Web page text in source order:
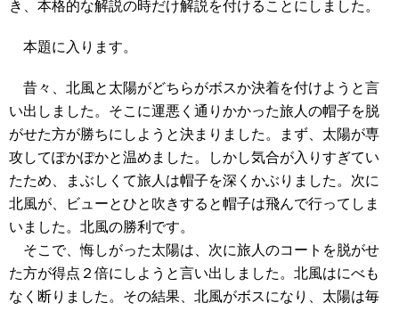
き、本格的な解説の時だけ解説を付けることにしました。
本題に入ります。
昔々、北風と太陽がどちらがボスか決着を付けようと言
い出しました。そこに運悪く通りかかった旅人の帽子を脱
がせた方が勝ちにしようと決まりました。まず、太陽が専
攻してぽかぽかと温めました。しかし気合が入りすぎてい
たため、まぶしくて旅人は帽子を深くかぶりました。次に
北風が、ビューとひと吹きすると帽子は飛んで行ってしま
いました。北風の勝利です。
そこで、悔しがった太陽は、次に旅人のコートを脱がせ
た方が得点２倍にしようと言い出しました。北風はにべも
なく断りました。その結果、北風がボスになり、太陽は毎